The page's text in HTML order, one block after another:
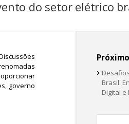
r
o
e
b
a
do setor elétrico
governo
Brasil:
Digital e